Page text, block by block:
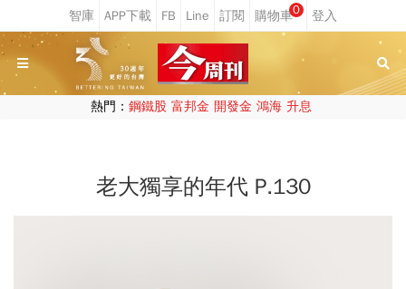
0
熱門： 鋼鐵股 富邦金 開發金 鴻海 升息
老大獨享的年代 P.130